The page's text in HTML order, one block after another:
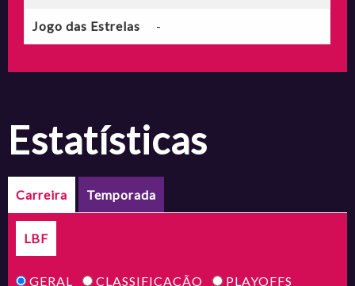
Jogo das Estrelas -
estatísticas
Carreira Temporada
LBF
GERAL CLASSIFICAÇÃO PLAYOFFS